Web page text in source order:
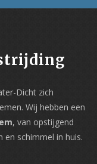
Dicht zich
Wij hebben een
, van opstijgend
schimmel in huis.